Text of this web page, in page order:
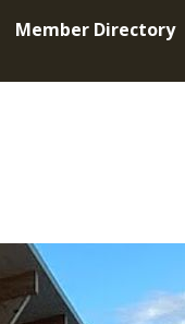
Member Directory